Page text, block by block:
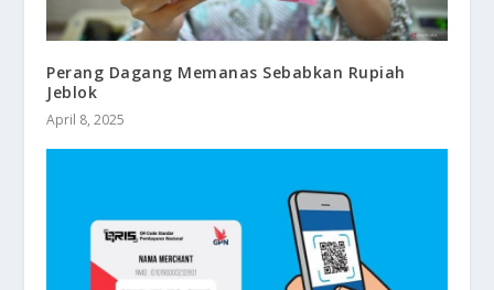
Perang Dagang Memanas Sebabkan Rupiah
Jeblok
April 8, 2025